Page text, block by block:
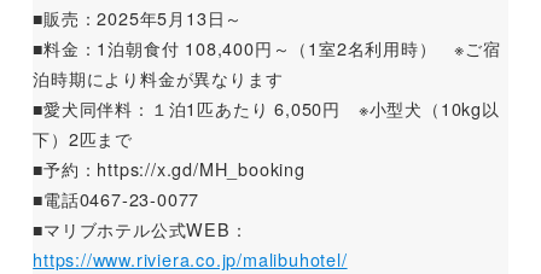
■販売：2025年5月13日～
■料金：1泊朝食付 108,400円～（1室2名利用時） ※ご宿
泊時期により料金が異なります
■愛犬同伴料：１泊1匹あたり 6,050円 ※小型犬（10kg以
下）2匹まで
■予約：https://x.gd/MH_booking
■電話0467-23-0077
■マリブホテル公式WEB：
https://www.riviera.co.jp/malibuhotel/